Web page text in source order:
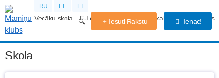
RU EE LT
Vecāku skola E-Lekcijas Grūtniecības kalendārs Forums
Iesūti Rakstu Ienāc!
Skola